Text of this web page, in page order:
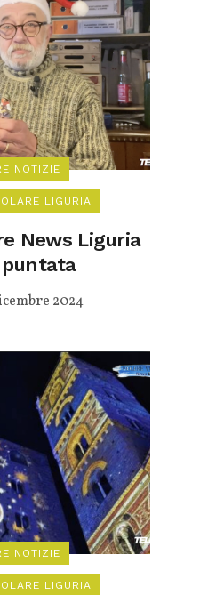
NOTIZIE
LIGURIA
News Liguria
puntata
2024
NOTIZIE
LIGURIA